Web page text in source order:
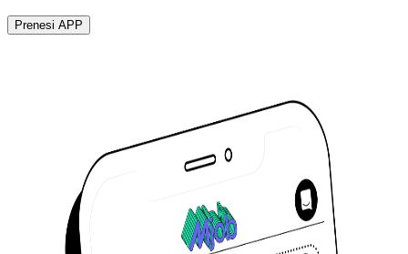
Prenesi APP